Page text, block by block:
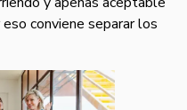
conviene separar los